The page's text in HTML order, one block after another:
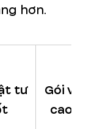
hơn.
tư
Gói
cao